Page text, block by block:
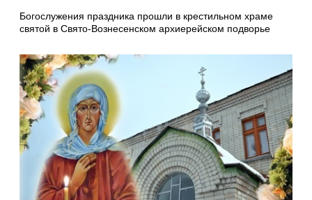
Богослужения праздника прошли в крестильном храме
святой в Свято-Вознесенском архиерейском подворье